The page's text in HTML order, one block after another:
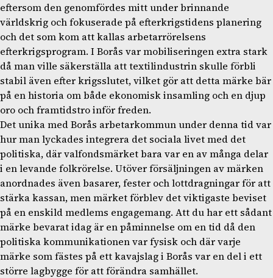
eftersom den genomfördes mitt under brinnande
världskrig och fokuserade på efterkrigstidens planering
och det som kom att kallas arbetarrörelsens
efterkrigsprogram. I Borås var mobiliseringen extra stark
då man ville säkerställa att textilindustrin skulle förbli
stabil även efter krigsslutet, vilket gör att detta märke bär
på en historia om både ekonomisk insamling och en djup
oro och framtidstro inför freden.
Det unika med Borås arbetarkommun under denna tid var
hur man lyckades integrera det sociala livet med det
politiska, där valfondsmärket bara var en av många delar
i en levande folkrörelse. Utöver försäljningen av märken
anordnades även basarer, fester och lottdragningar för att
stärka kassan, men märket förblev det viktigaste beviset
på en enskild medlems engagemang. Att du har ett sådant
märke bevarat idag är en påminnelse om en tid då den
politiska kommunikationen var fysisk och där varje
märke som fästes på ett kavajslag i Borås var en del i ett
större lagbygge för att förändra samhället.